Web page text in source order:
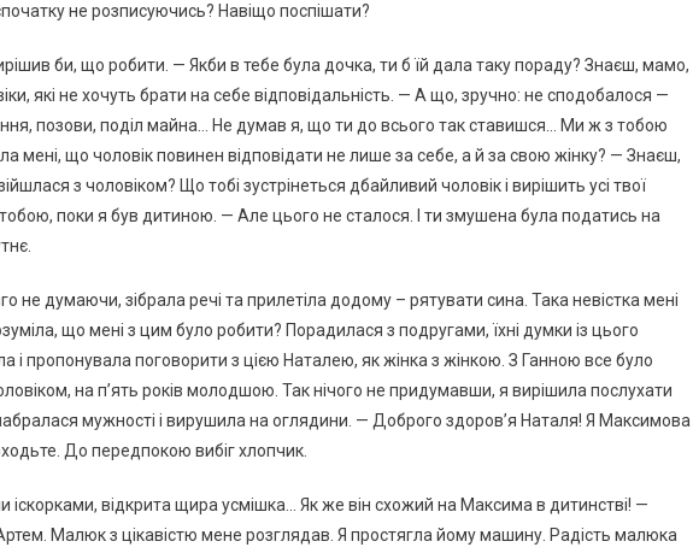
не розписуючись? Навіщо поспішати?
би, що робити. — Якби в тебе була дочка, ти б їй дала таку пораду? Знаєш, мамо,
які не хочуть брати на себе відповідальність. — А що, зручно: не сподобалося —
позови, поділ майна… Не думав я, що ти до всього так ставишся… Ми ж з тобою
мені, що чоловік повинен відповідати не лише за себе, а й за свою жінку? — Знаєш,
з чоловіком? Що тобі зустрінеться дбайливий чоловік і вирішить усі твої
поки я був дитиною. — Але цього не сталося. І ти змушена була податись на
не думаючи, зібрала речі та прилетіла додому – рятувати сина. Така невістка мені
що мені з цим було робити? Порадилася з подругами, їхні думки із цього
і пропонувала поговорити з цією Наталею, як жінка з жінкою. З Ганною все було
на п’ять років молодшою. Так нічого не придумавши, я вирішила послухати
мужності і вирушила на оглядини. — Доброго здоров’я Наталя! Я Максимова
До передпокою вибіг хлопчик.
іскорками, відкрита щира усмішка… Як же він схожий на Максима в дитинстві! —
Малюк з цікавістю мене розглядав. Я простягла йому машину. Радість малюка